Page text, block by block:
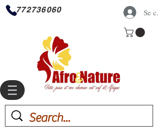
Se
772736060